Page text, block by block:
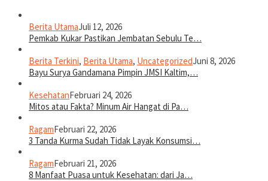
Berita UtamaJuli 12, 2026
Pemkab Kukar Pastikan Jembatan Sebulu Te…
Berita Terkini, Berita Utama, UncategorizedJuni 8, 2026
Bayu Surya Gandamana Pimpin JMSI Kaltim,…
KesehatanFebruari 24, 2026
Mitos atau Fakta? Minum Air Hangat di Pa…
RagamFebruari 22, 2026
3 Tanda Kurma Sudah Tidak Layak Konsumsi…
RagamFebruari 21, 2026
8 Manfaat Puasa untuk Kesehatan: dari Ja…